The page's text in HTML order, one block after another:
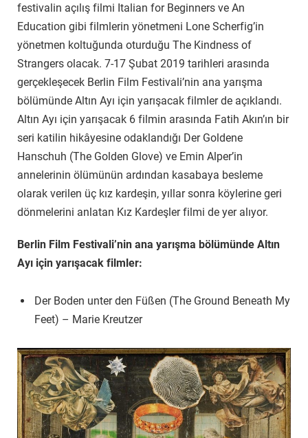
festivalin açılış filmi Italian for Beginners ve An
Education gibi filmlerin yönetmeni Lone Scherfig’in
yönetmen koltuğunda oturduğu The Kindness of
Strangers olacak. 7-17 Şubat 2019 tarihleri arasında
gerçekleşecek Berlin Film Festivali’nin ana yarışma
bölümünde Altın Ayı için yarışacak filmler de açıklandı.
Altın Ayı için yarışacak 6 filmin arasında Fatih Akın’ın bir
seri katilin hikâyesine odaklandığı Der Goldene
Hanschuh (The Golden Glove) ve Emin Alper’in
annelerinin ölümünün ardından kasabaya besleme
olarak verilen üç kız kardeşin, yıllar sonra köylerine geri
dönmelerini anlatan Kız Kardeşler filmi de yer alıyor.
Berlin Film Festivali’nin ana yarışma bölümünde Altın
Ayı için yarışacak filmler:
Der Boden unter den Füßen (The Ground Beneath My
Feet) – Marie Kreutzer